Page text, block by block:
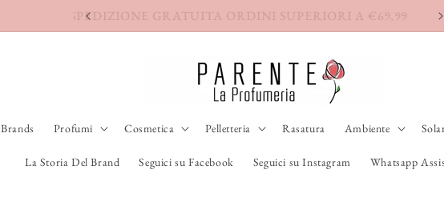
SPEDIZIONE GRATUITA ORDINI SUPERIORI A €69,99
Brands Profumi Cosmetica Pelletteria Rasatura Ambiente
La Storia Del Brand Seguici su Facebook Seguici su Instagram Whatsapp